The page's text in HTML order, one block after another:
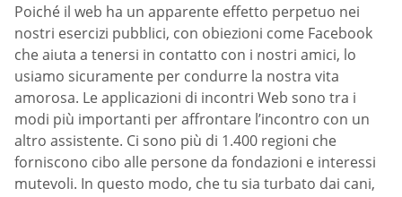
Poiché il web ha un apparente effetto perpetuo nei
nostri esercizi pubblici, con obiezioni come Facebook
che aiuta a tenersi in contatto con i nostri amici, lo
usiamo sicuramente per condurre la nostra vita
amorosa. Le applicazioni di incontri Web sono tra i
modi più importanti per affrontare l’incontro con un
altro assistente. Ci sono più di 1.400 regioni che
forniscono cibo alle persone da fondazioni e interessi
mutevoli. In questo modo, che tu sia turbato dai cani,